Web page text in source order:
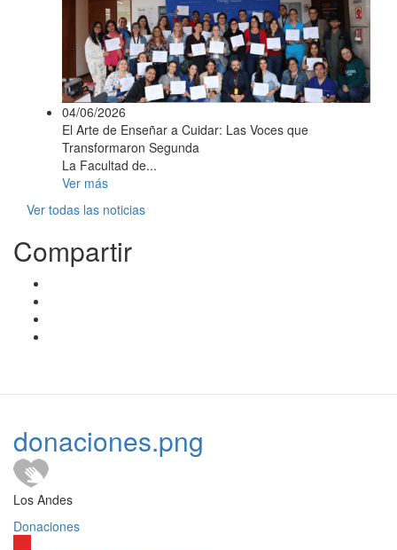
04/06/2026
El Arte de Enseñar a Cuidar: Las Voces que
Transformaron Segunda
La Facultad de...
Ver más
Ver todas las noticias
Compartir
donaciones.png
Los Andes
Donaciones